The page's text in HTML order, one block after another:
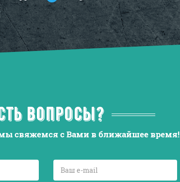
вопросы?
свяжемся с Вами в ближайшее время!